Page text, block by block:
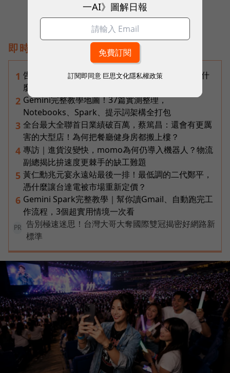
即時熱門文章
1 告別「極速迷思」！Opensignal 國際評比揭密：什
麼才是 5G 時代的好網路？
2 Gemini完整教學地圖！37篇實測整理，
Notebooks、Spark、提示詞架構全打包
3 全台最大全聯首日業績破百萬，蔡篤昌：還會有更厲
害的大型店！為何把餐廳健身房都搬上樓？
4 專訪｜進貨沒變快，momo為何仍導入機器人？物流
副總揭比拚速度更棘手的缺工難題
5 黃仁勳兆元宴永遠站最後一排！最低調的二代鄭平，
憑什麼讓台達電被市場重新定價？
6 Gemini Spark完整教學｜幫你讀Gmail、自動跑完工
作流程，3個超實用情境一次看
PR
告別極速迷思！台灣大哥大奪國際雙冠揭密好網路新
標準
一AI》圖解日報
訂閱即同意 巨思文化隱私權政策